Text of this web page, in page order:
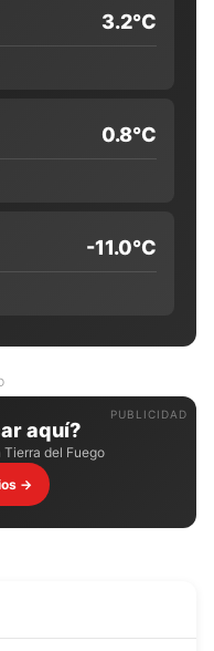
3.2°C
0.8°C
-11.0°C
PUBLICIDAD
aquí?
del Fuego
→